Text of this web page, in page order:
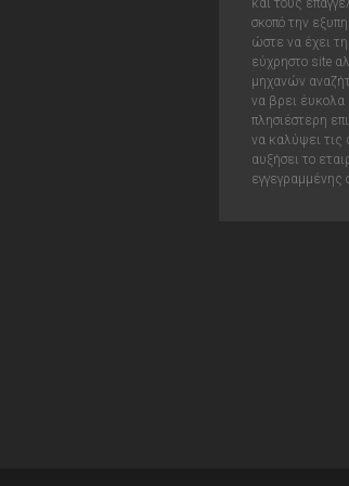
σκοπό την
ώστε να έχει
εύχρηστο site
μηχανών
να βρει έυκολα
πλησιέστερη
να καλύψει τις
αυξήσει το
εγγεγραμμένης